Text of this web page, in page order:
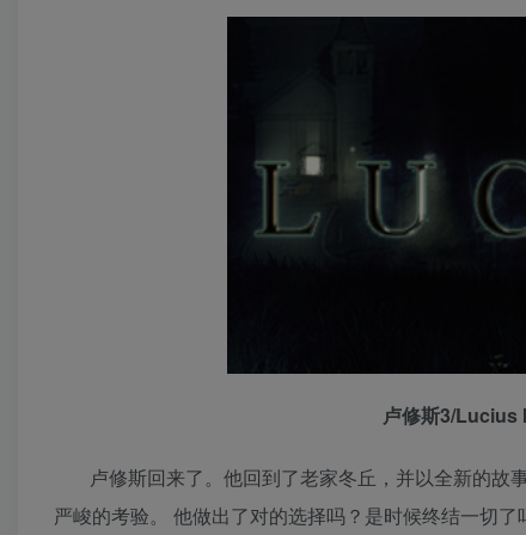
卢修斯3/Lucius
卢修斯回来了。他回到了老家冬丘，并以全新的
严峻的考验。 他做出了对的选择吗？是时候终结一切了